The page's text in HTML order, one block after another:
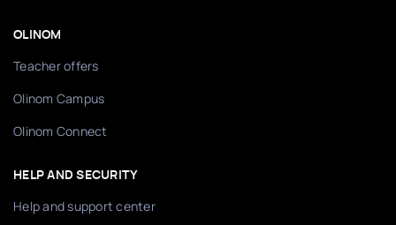
OLINOM
Teacher offers
Olinom Campus
Olinom Connect
HELP AND SECURITY
Help and support center